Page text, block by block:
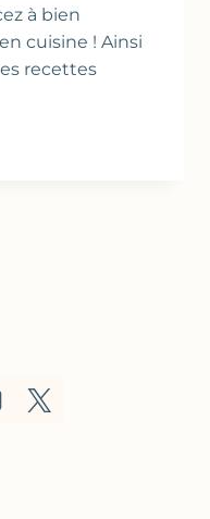
à bien
cuisine ! Ainsi
recettes